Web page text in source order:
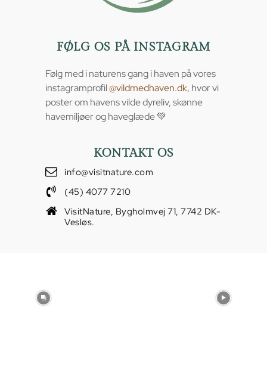
FØLG OS PÅ INSTAGRAM
Følg med i naturens gang i haven på vores
instagramprofil@vildmedhaven.dk, hvor vi
poster om havens vilde dyreliv, skønne
havemiljøer og haveglæde 💚
KONTAKT OS
info@visitnature.com
(45) 4077 7210
VisitNature, Bygholmvej 71, 7742 DK-
Vesløs.